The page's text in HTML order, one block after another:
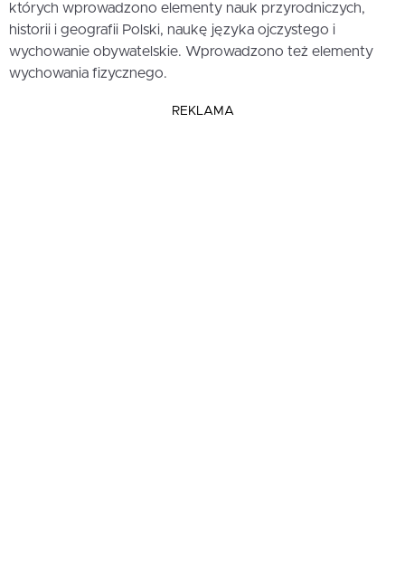
których wprowadzono elementy nauk przyrodniczych,
historii i geografii Polski, naukę języka ojczystego i
wychowanie obywatelskie. Wprowadzono też elementy
wychowania fizycznego.
REKLAMA